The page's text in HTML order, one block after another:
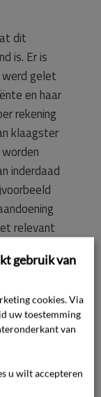
dit
is. Er is
gelet
en haar
rekening
klaagster
inderdaad
relevant
op
van 18
gebruik van
cookies. Via
uw toestemming
van
u wilt accepteren